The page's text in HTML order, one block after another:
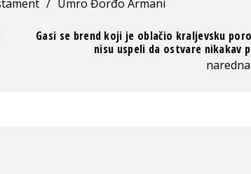
/ Umro Đorđo Armani
Gasi se brend koji je oblačio kraljevsku
nisu uspeli da ostvare nikakav